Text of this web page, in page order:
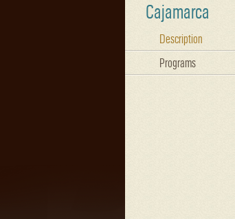
Cajamarca
Description
Programs